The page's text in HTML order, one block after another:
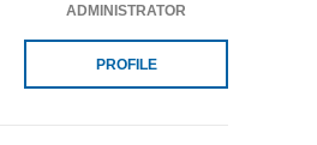
ADMINISTRATOR
PROFILE